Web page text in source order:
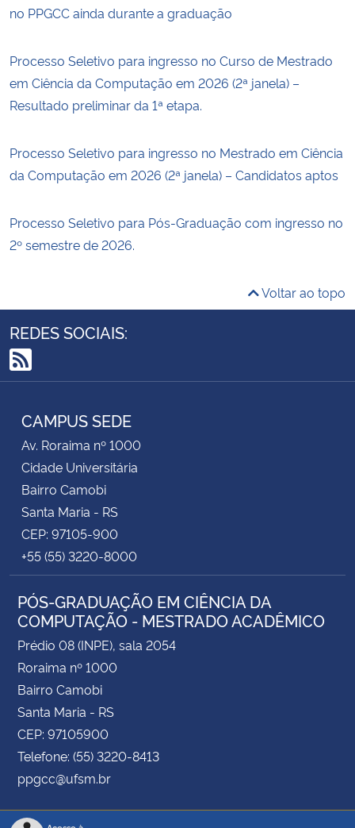
no PPGCC ainda durante a graduação
Processo Seletivo para ingresso no Curso de Mestrado
em Ciência da Computação em 2026 (2ª janela) –
Resultado preliminar da 1ª etapa.
Processo Seletivo para ingresso no Mestrado em Ciência
da Computação em 2026 (2ª janela) – Candidatos aptos
Processo Seletivo para Pós-Graduação com ingresso no
2º semestre de 2026.
Voltar ao topo
REDES SOCIAIS:
RSS
CAMPUS SEDE
Av. Roraima nº 1000
Cidade Universitária
Bairro Camobi
Santa Maria - RS
CEP: 97105-900
+55 (55) 3220-8000
PÓS-GRADUAÇÃO EM CIÊNCIA DA
COMPUTAÇÃO - MESTRADO ACADÊMICO
Prédio 08 (INPE), sala 2054
Roraima nº 1000
Bairro Camobi
Santa Maria - RS
CEP: 97105900
Telefone: (55) 3220-8413
ppgcc@ufsm.br